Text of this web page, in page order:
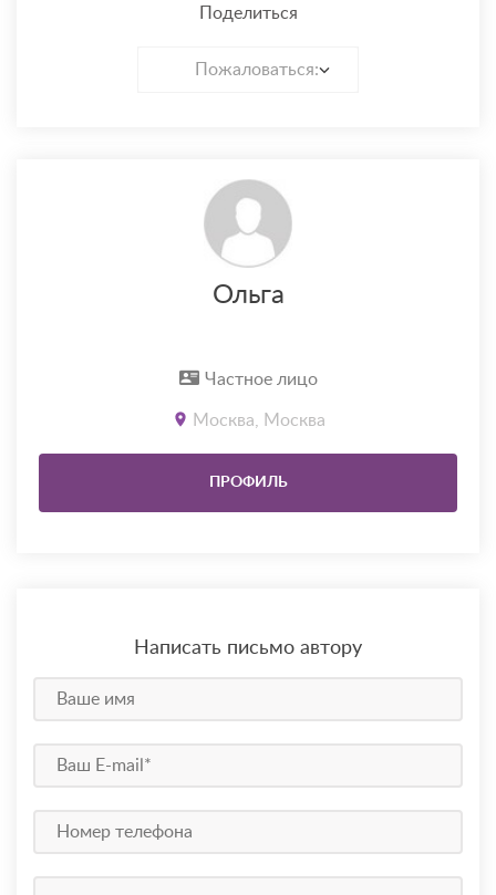
Поделиться
Пожаловаться:
Ольга
Частное лицо
Москва, Москва
ПРОФИЛЬ
Написать письмо автору